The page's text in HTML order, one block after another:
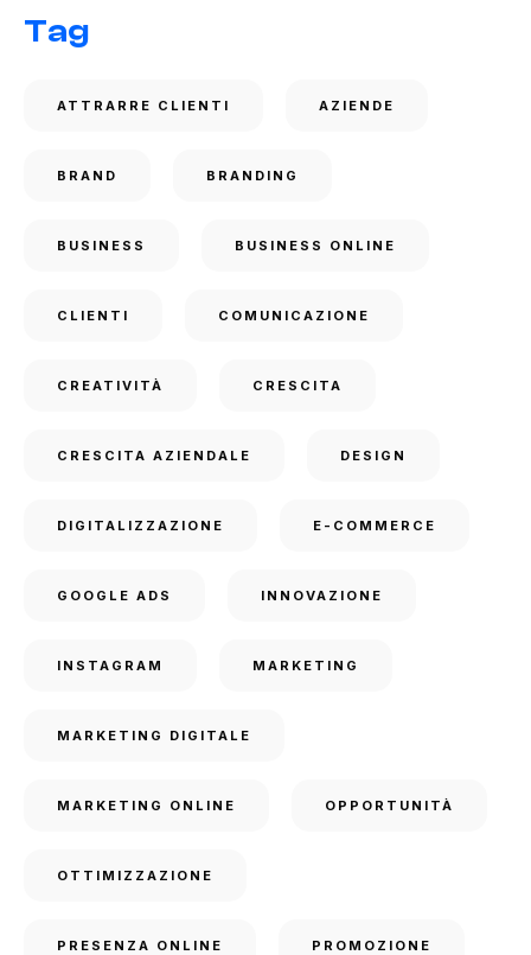
Tag
ATTRARRE CLIENTI AZIENDE
BRAND BRANDING
BUSINESS BUSINESS ONLINE
CLIENTI COMUNICAZIONE
CREATIVITÀ CRESCITA
CRESCITA AZIENDALE DESIGN
DIGITALIZZAZIONE E-COMMERCE
GOOGLE ADS INNOVAZIONE
INSTAGRAM MARKETING
MARKETING DIGITALE
MARKETING ONLINE OPPORTUNITÀ
OTTIMIZZAZIONE
PRESENZA ONLINE PROMOZIONE